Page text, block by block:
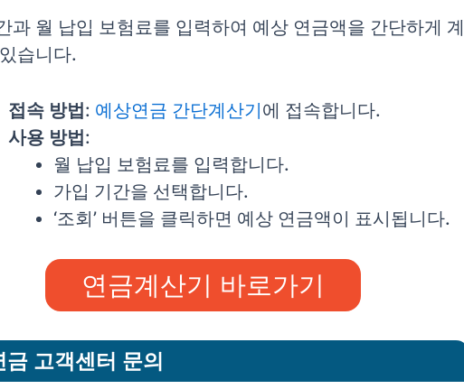
과 월 납입 보험료를 입력하여 예상 연금액을 간단하게 계
습니다.
접속 방법: 예상연금 간단계산기에 접속합니다.
사용 방법:
월 납입 보험료를 입력합니다.
가입 기간을 선택합니다.
‘조회’ 버튼을 클릭하면 예상 연금액이 표시됩니다.
연금계산기 바로가기
금 고객센터 문의